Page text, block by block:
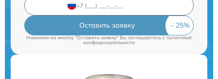
Оставить заявку
Нажимая на кнопку "Оставить заявку" Вы соглашаетесь c политикой
конфиденциальности